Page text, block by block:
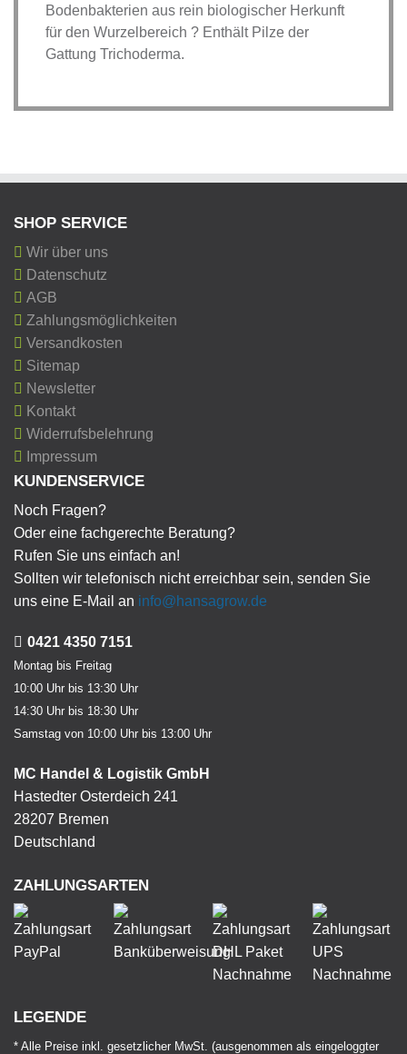
Bodenbakterien aus rein biologischer Herkunft
für den Wurzelbereich ? Enthält Pilze der
Gattung Trichoderma.
SHOP SERVICE
Wir über uns
Datenschutz
AGB
Zahlungsmöglichkeiten
Versandkosten
Sitemap
Newsletter
Kontakt
Widerrufsbelehrung
Impressum
KUNDENSERVICE
Noch Fragen?
Oder eine fachgerechte Beratung?
Rufen Sie uns einfach an!
Sollten wir telefonisch nicht erreichbar sein, senden Sie
uns eine E-Mail an info@hansagrow.de
0421 4350 7151
Montag bis Freitag
10:00 Uhr bis 13:30 Uhr
14:30 Uhr bis 18:30 Uhr
Samstag von 10:00 Uhr bis 13:00 Uhr
MC Handel & Logistik GmbH
Hastedter Osterdeich 241
28207 Bremen
Deutschland
ZAHLUNGSARTEN
LEGENDE
* Alle Preise inkl. gesetzlicher MwSt. (ausgenommen als eingeloggter